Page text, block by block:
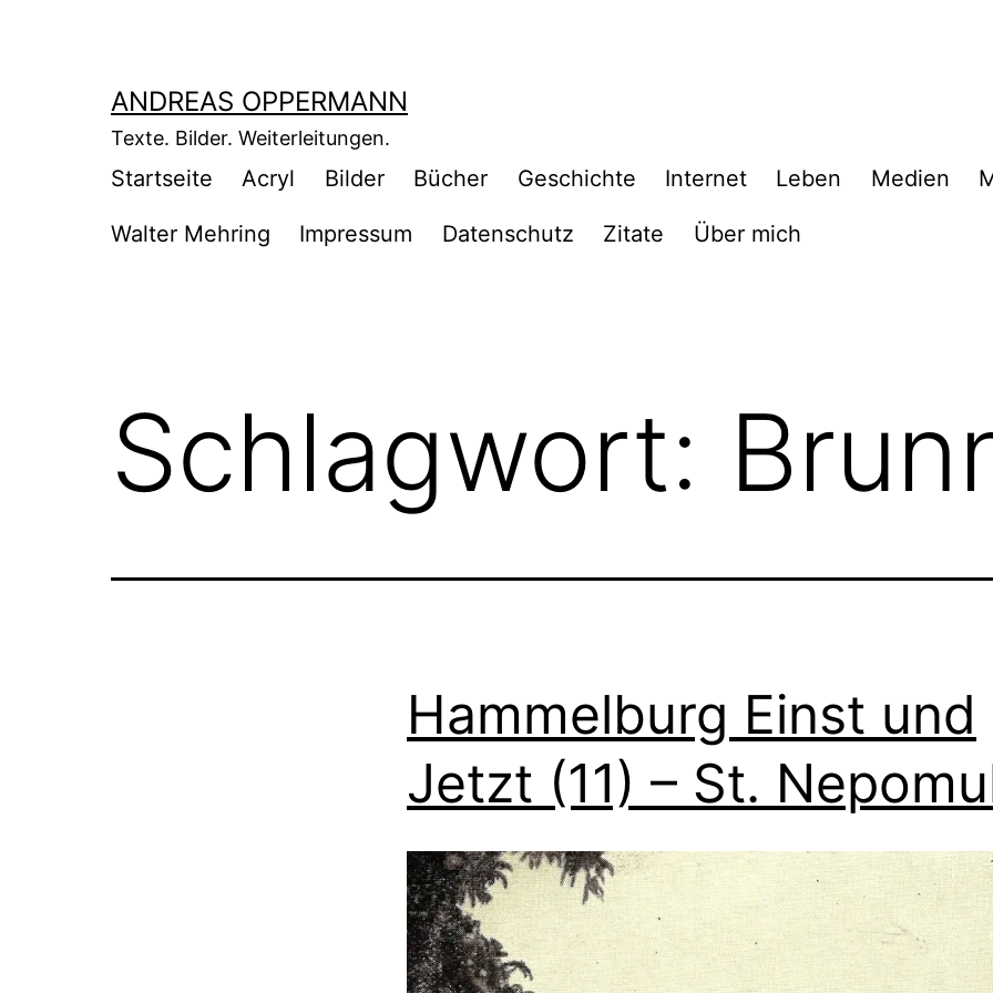
ANDREAS OPPERMANN
Texte. Bilder. Weiterleitungen.
Startseite Acryl Bilder Bücher Geschichte Internet Leben Medien
Walter Mehring Impressum Datenschutz Zitate Über mich
Schlagwort:
Hammelburg Einst und
Jetzt (11) – St.